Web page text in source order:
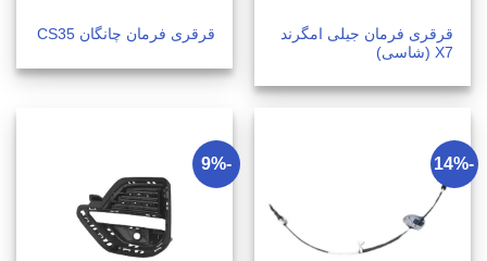
قرقری فرمان جیلی امگرند
X7 (شاسی)
قرقری فرمان چانگان CS35
-14%
-9%